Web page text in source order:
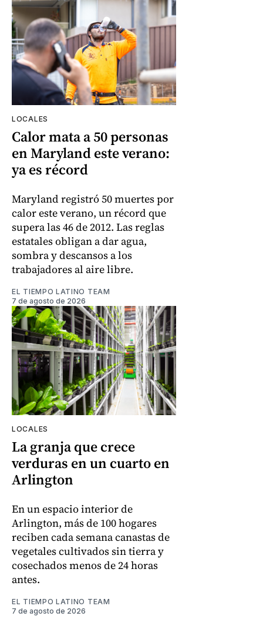
LOCALES
Calor mata a 50 personas
en Maryland este verano:
ya es récord
Maryland registró 50 muertes por
calor este verano, un récord que
supera las 46 de 2012. Las reglas
estatales obligan a dar agua,
sombra y descansos a los
trabajadores al aire libre.
EL TIEMPO LATINO TEAM
7 de agosto de 2026
LOCALES
La granja que crece
verduras en un cuarto en
Arlington
En un espacio interior de
Arlington, más de 100 hogares
reciben cada semana canastas de
vegetales cultivados sin tierra y
cosechados menos de 24 horas
antes.
EL TIEMPO LATINO TEAM
7 de agosto de 2026